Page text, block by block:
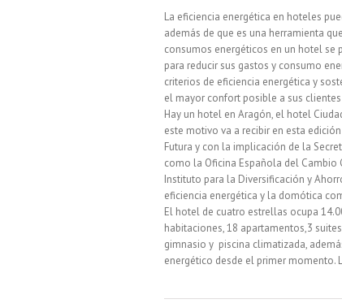
La eficiencia energética en hoteles
además de que es una herramienta
consumos energéticos en un hotel se
para reducir sus gastos y consumo
criterios de eficiencia energética y
el mayor confort posible a sus
Hay un hotel en Aragón, el hotel
este motivo va a recibir en esta
Futura y con la implicación de la
como la Oficina Española del
Instituto para la Diversificación y
eficiencia energética y la domótica
El hotel de cuatro estrellas ocupa
habitaciones, 18 apartamentos,3
gimnasio y piscina climatizada,
energético desde el primer momento.